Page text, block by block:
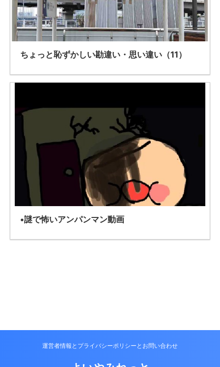
ちょっと恥ずかしい勘違い・思い違い（11）
•謎で怖いアンパンマン動画
運営者情報とプライバシーポリシーとお問い合わせ